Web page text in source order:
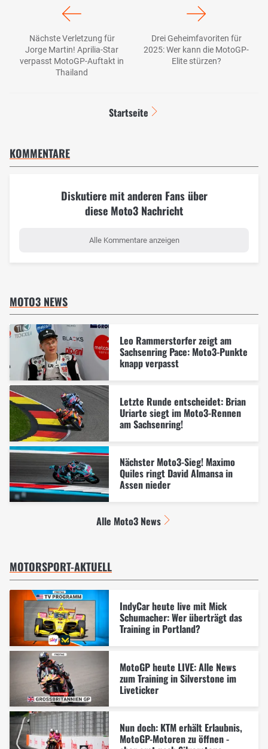
Nächste Verletzung für
Jorge Martin! Aprilia-Star
verpasst MotoGP-Auftakt in
Thailand
Drei Geheimfavoriten für
2025: Wer kann die MotoGP-
Elite stürzen?
Startseite
KOMMENTARE
Diskutiere mit anderen Fans über
diese Moto3 Nachricht
Alle Kommentare anzeigen
MOTO3 NEWS
Leo Rammerstorfer zeigt am
Sachsenring Pace: Moto3-Punkte
knapp verpasst
Letzte Runde entscheidet: Brian
Uriarte siegt im Moto3-Rennen
am Sachsenring!
Nächster Moto3-Sieg! Maximo
Quiles ringt David Almansa in
Assen nieder
Alle Moto3 News
MOTORSPORT-AKTUELL
IndyCar heute live mit Mick
Schumacher: Wer überträgt das
Training in Portland?
MotoGP heute LIVE: Alle News
zum Training in Silverstone im
Liveticker
Nun doch: KTM erhält Erlaubnis,
MotoGP-Motoren zu öffnen -